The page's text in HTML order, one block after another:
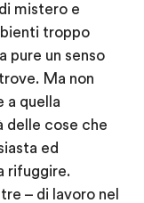
mistero e
troppo
pure un senso
Ma non
a quella
delle cose che
ed
rifuggire.
– di lavoro nel